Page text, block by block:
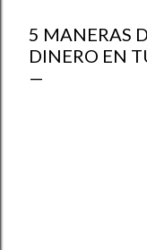
5 MANERAS
DINERO EN